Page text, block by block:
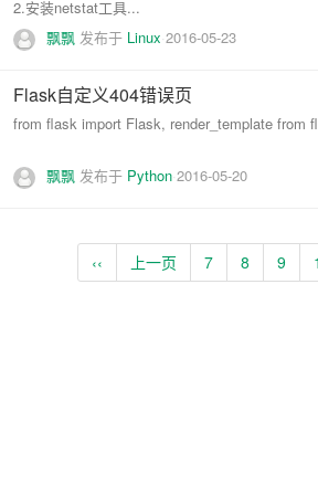
2.安装netstat工具...
飘飘 发布于 Linux 2016-05-23
Flask自定义404错误页
from flask import Flask, render_template from
飘飘 发布于 Python 2016-05-20
‹‹ 上一页 7 8 9